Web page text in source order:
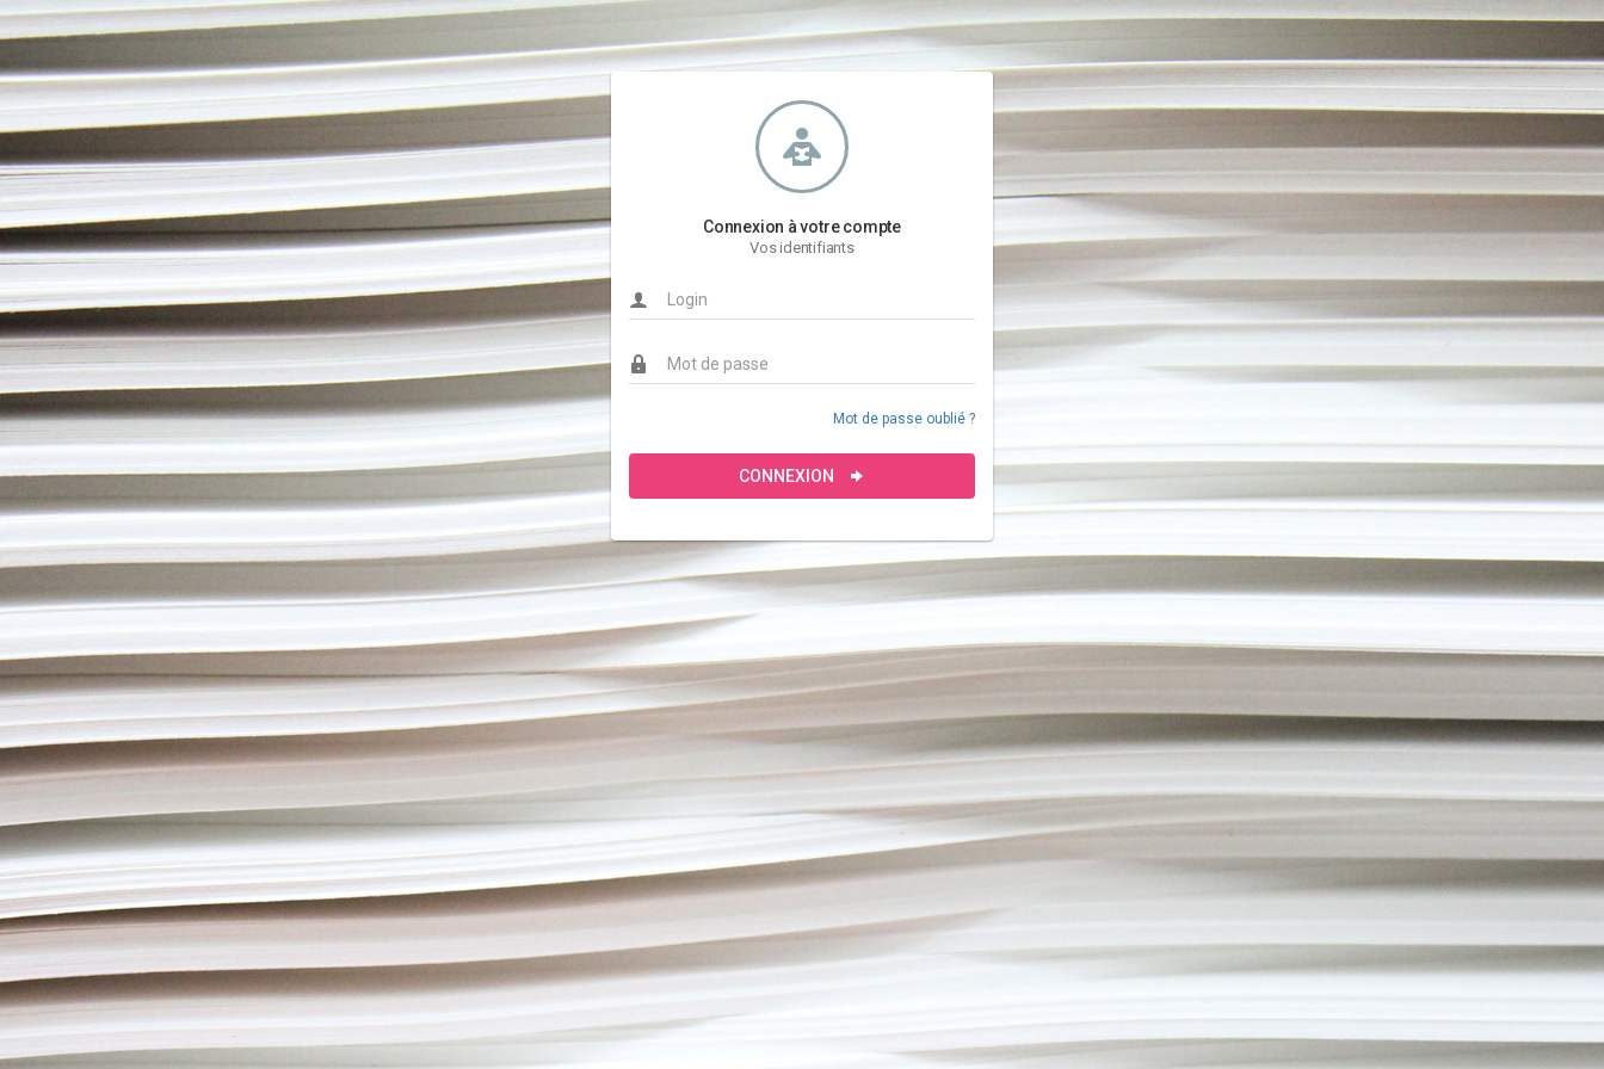
Connexion à votre compte
Vos identifiants
Mot de passe oublié ?
CONNEXION